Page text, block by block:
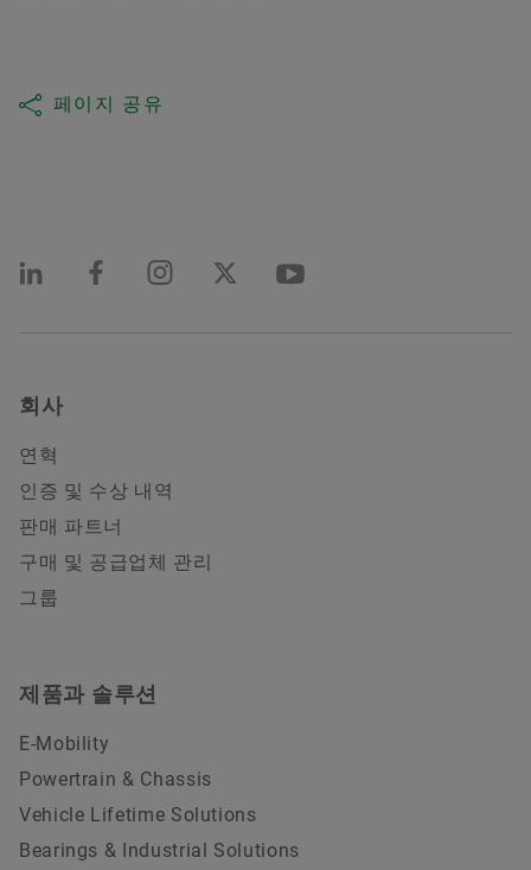
페이지 공유
회사
연혁
인증 및 수상 내역
판매 파트너
구매 및 공급업체 관리
그룹
제품과 솔루션
E-Mobility
Powertrain & Chassis
Vehicle Lifetime Solutions
Bearings & Industrial Solutions